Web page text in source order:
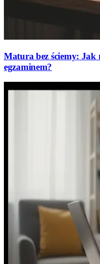
Matura bez ściemy: Jak
egzaminem?